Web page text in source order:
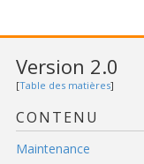
Version 2.0
[Table des matières]
CONTENU
Maintenance